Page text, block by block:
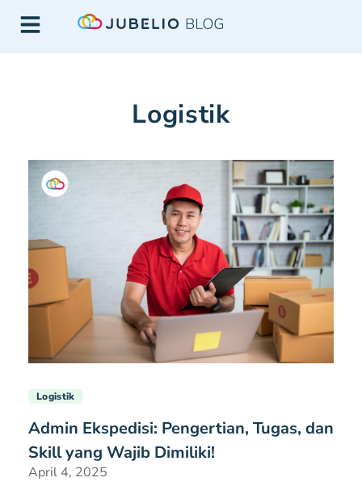
Logistik
Logistik
Admin Ekspedisi: Pengertian, Tugas, dan
Skill yang Wajib Dimiliki!
April 4, 2025